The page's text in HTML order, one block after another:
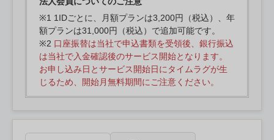
※1 1IDごとに、月額プランは3,200円（税込）、年
額プランは31,000円（税込）で追加可能です。
※2 口座振替は当社で申込書類を受領後、銀行振込
は当社で入金確認後のサービス開始となります。
お申し込み日とサービス開始日にタイムラグが生
じるため、開始月無料期間にご注意ください。